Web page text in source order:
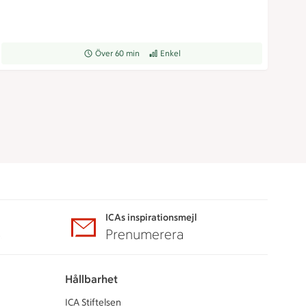
Receptet tar Över 60 min att tillaga
Över 60 min Receptet har Enkel svårighetsgrad
Enkel
ICAs inspirationsmejl
Prenumerera
Hållbarhet
ICA Stiftelsen